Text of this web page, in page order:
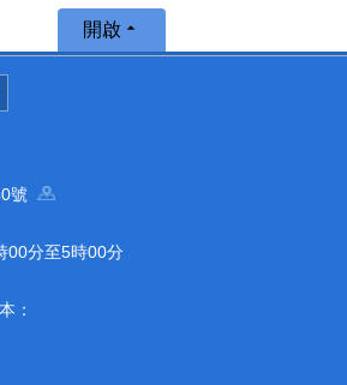
開啟
號
00分至5時00分
：